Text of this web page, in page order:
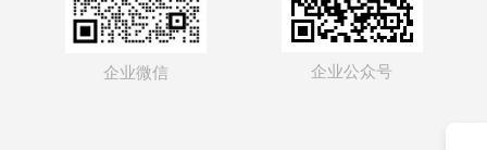
企业微信 企业公众号